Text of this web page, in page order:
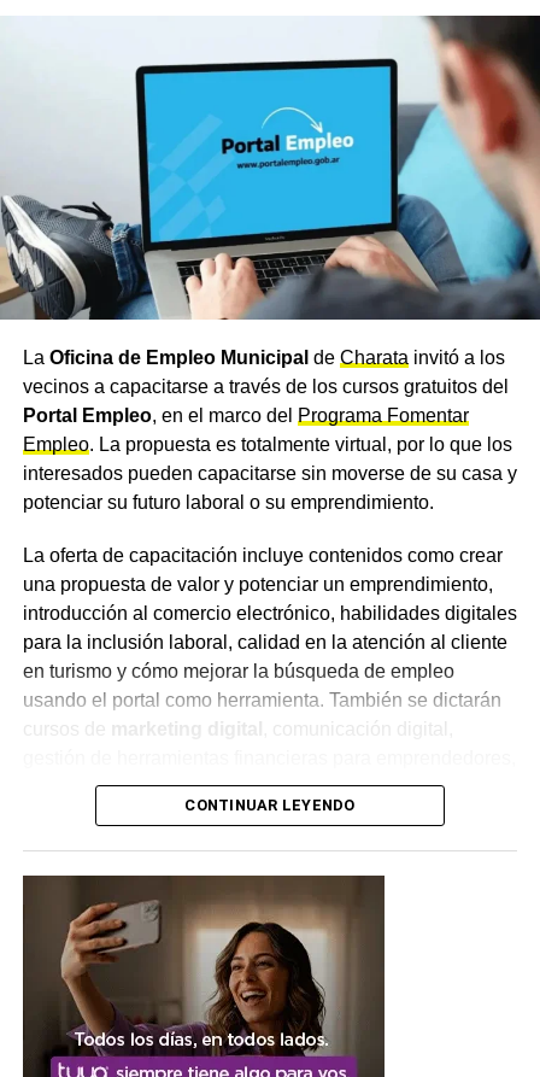
compañerismo, y optaron por destinar sus energías a
Confirmación de la dirección
del colegio
La directora de la Escuela Agropecuaria
de Charata,
Patricia Aranda, confirmó que la institución no participará
este año de la Estudiantina Municipal. Aranda aclaró que
el comunicado difundido fue elaborado por los propios
alumnos y que la institución notificó formalmente al
Municipiosobre la decisión adoptada.
Desde la institución pidieron que la determinación sea
comprendida y respetada por el resto de la comunidad
educativa, al tratarse de una decisión tomada con
responsabilidad y pensando en el bienestar de los
Másnoticias de Charata enCharataChaco.Net.
La Oficina de Empleo Municipal de Charata invitó a los
vecinos a capacitarse a través de los cursos gratuitos del
Portal Empleo, en el marco del Programa Fomentar
Empleo. La propuesta es totalmente virtual, por lo que los
interesados pueden capacitarse sin moverse de su casa y
potenciar su futuro laboral o su emprendimiento.
La oferta de capacitación incluye contenidos como crear
una propuesta de valor y potenciar un emprendimiento,
introducción al comercio electrónico, habilidades digitales
para la inclusión laboral, calidad en la atención al cliente
en turismo y cómo mejorar la búsqueda de empleo
usando el portal como herramienta. También se dictarán
marketing digital
, comunicación digital,
trabajo digital en entornos colaborativos y refacciones
Inscripciones abiertas hasta el
24 de agosto
inscripciones
a los cursos gratuitos permanecen
abiertas hasta el 24 de agosto, con cupos limitados para
cada capacitación. Desde el Municipio remarcaron que
se trata de una oportunidad para sumar herramientas
CONTINUAR LEYENDO